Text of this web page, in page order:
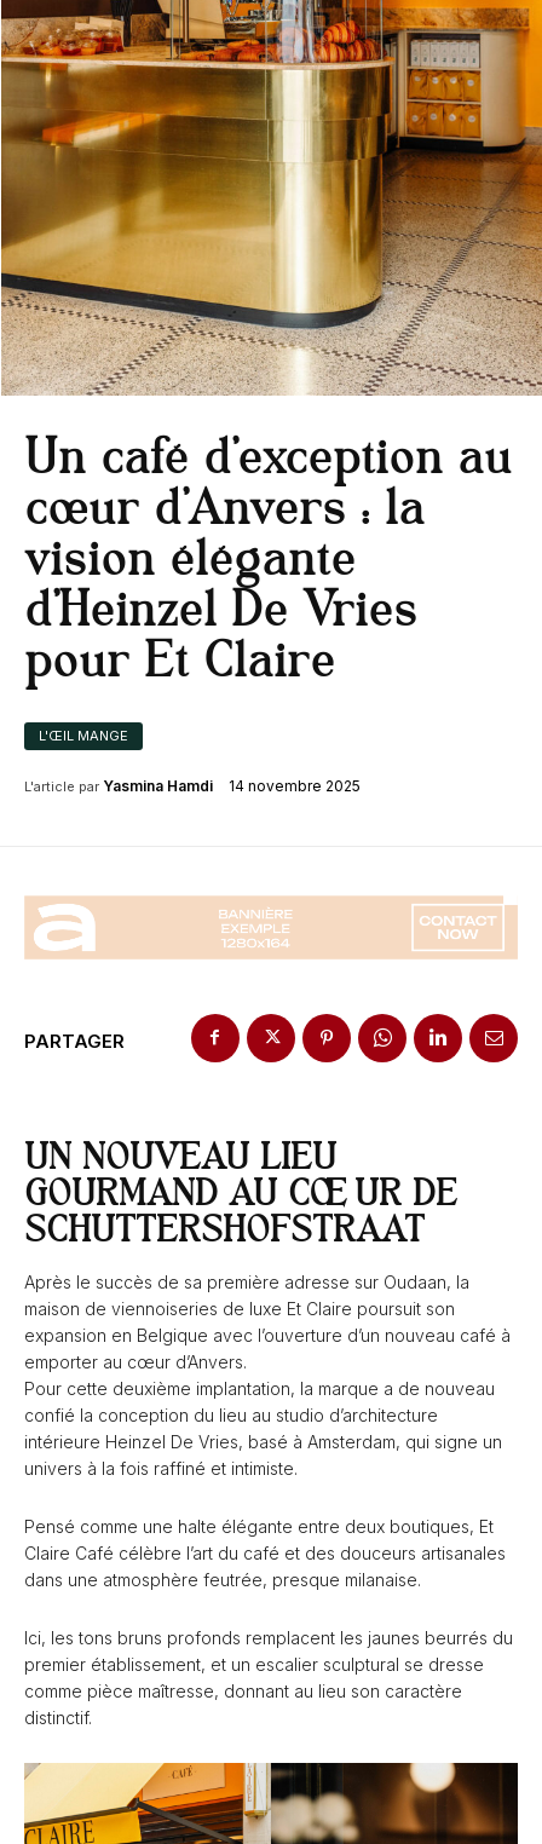
Un café d’exception au
cœur d’Anvers : la
vision élégante
d’Heinzel De Vries
pour Et Claire
L'ŒIL MANGE
L'article par Yasmina Hamdi 14 novembre 2025
PARTAGER
UN NOUVEAU LIEU
GOURMAND AU CŒUR DE
SCHUTTERSHOFSTRAAT
Après le succès de sa première adresse sur Oudaan, la
maison de viennoiseries de luxe Et Claire poursuit son
expansion en Belgique avec l’ouverture d’un nouveau café à
emporter au cœur d’Anvers.
Pour cette deuxième implantation, la marque a de nouveau
confié la conception du lieu au studio d’architecture
intérieure Heinzel De Vries, basé à Amsterdam, qui signe un
univers à la fois raffiné et intimiste.
Pensé comme une halte élégante entre deux boutiques, Et
Claire Café célèbre l’art du café et des douceurs artisanales
dans une atmosphère feutrée, presque milanaise.
Ici, les tons bruns profonds remplacent les jaunes beurrés du
premier établissement, et un escalier sculptural se dresse
comme pièce maîtresse, donnant au lieu son caractère
distinctif.